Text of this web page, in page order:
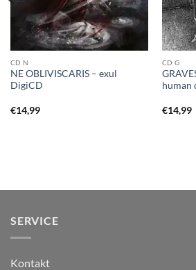
CD N
NE OBLIVISCARIS – exul
DigiCD
€14,99
CD G
human
€14,99
SERVICE
Kontakt